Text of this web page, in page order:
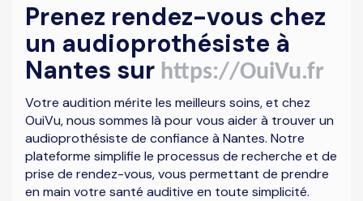
Prenez rendez-vous chez
un audioprothésiste à
Nantes sur https://OuiVu.fr
Votre audition mérite les meilleurs soins, et chez
OuiVu, nous sommes là pour vous aider à trouver un
audioprothésiste de confiance à Nantes. Notre
plateforme simplifie le processus de recherche et de
prise de rendez-vous, vous permettant de prendre
en main votre santé auditive en toute simplicité.